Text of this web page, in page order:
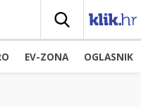
EV-ZONA OGLASNIK